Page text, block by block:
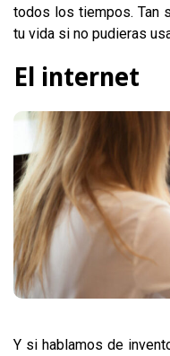
todos los tiempos. Tan
tu vida si no pudieras
El internet
Y si hablamos de